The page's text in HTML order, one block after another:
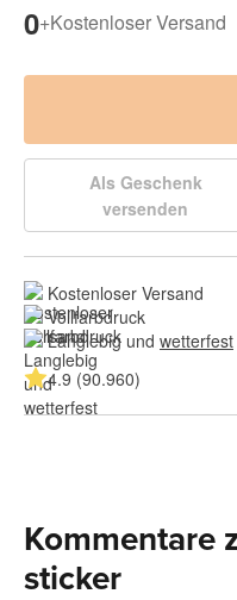
0+Kostenloser Versand
Als Geschenk
versenden
Kostenloser Versand
Vollfarbdruck
Langlebig und wetterfest
4.9 (90.960)
Kommentare
sticker